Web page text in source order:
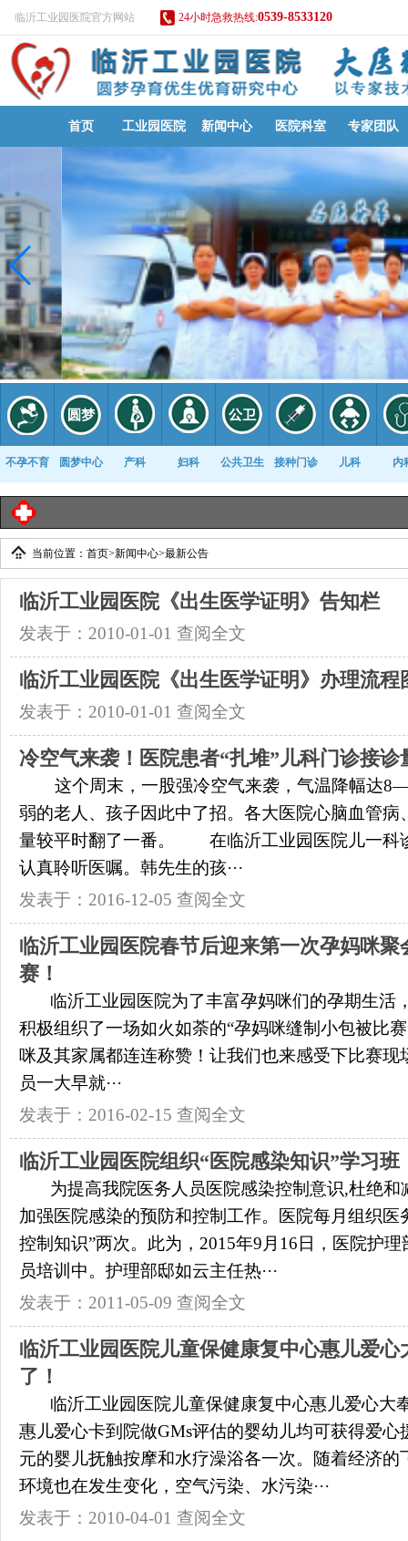
临沂工业园医院官方网站 24小时急救热线:0539-8533120
首页 工业园医院 新闻中心 医院科室 专家团队
不孕不育 圆梦中心 产科 妇科 公共卫生 接种门诊 儿科 内
康复科
当前位置： 首页>新闻中心>最新公告
临沂工业园医院《出生医学证明》告知栏
发表于：2010-01-01 查阅全文
临沂工业园医院《出生医学证明》办理流程
发表于：2010-01-01 查阅全文
冷空气来袭！医院患者“扎堆”儿科门诊接诊
这个周末，一股强冷空气来袭，气温降幅达
弱的老人、孩子因此中了招。各大医院心脑血管病
量较平时翻了一番。 在临沂工业园医院儿一科
认真聆听医嘱。韩先生的孩···
发表于：2016-12-05 查阅全文
临沂工业园医院春节后迎来第一次孕妈咪聚
赛！
临沂工业园医院为了丰富孕妈咪们的孕期生活
积极组织了一场如火如荼的“孕妈咪缝制小包被比
咪及其家属都连连称赞！让我们也来感受下比赛
员一大早就···
发表于：2016-02-15 查阅全文
临沂工业园医院组织“医院感染知识”学习班
为提高我院医务人员医院感染控制意识,杜绝和
加强医院感染的预防和控制工作。医院每月组织医
控制知识”两次。此为，2015年9月16日，医院护
员培训中。护理部邸如云主任热···
发表于：2011-05-09 查阅全文
临沂工业园医院儿童保健康复中心惠儿爱心
了！
临沂工业园医院儿童保健康复中心惠儿爱心大
惠儿爱心卡到院做GMs评估的婴幼儿均可获得爱心
元的婴儿抚触按摩和水疗澡浴各一次。随着经济的
环境也在发生变化，空气污染、水污染···
发表于：2010-04-01 查阅全文